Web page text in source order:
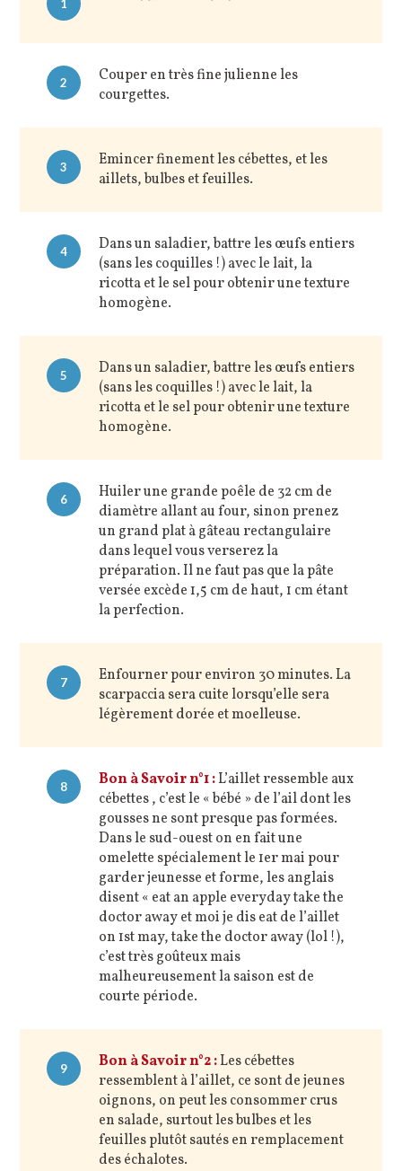
1
2
Couper en très fine julienne les
courgettes.
3
Emincer finement les cébettes, et les
aillets, bulbes et feuilles.
4
Dans un saladier, battre les œufs entiers
(sans les coquilles !) avec le lait, la
ricotta et le sel pour obtenir une texture
homogène.
5
Dans un saladier, battre les œufs entiers
(sans les coquilles !) avec le lait, la
ricotta et le sel pour obtenir une texture
homogène.
6
Huiler une grande poêle de 32 cm de
diamètre allant au four, sinon prenez
un grand plat à gâteau rectangulaire
dans lequel vous verserez la
préparation. Il ne faut pas que la pâte
versée excède 1,5 cm de haut, 1 cm étant
la perfection.
7
Enfourner pour environ 30 minutes. La
scarpaccia sera cuite lorsqu’elle sera
légèrement dorée et moelleuse.
8 Bon à Savoir n°1 :L’aillet ressemble aux
cébettes , c’est le « bébé » de l’ail dont les
gousses ne sont presque pas formées.
Dans le sud-ouest on en fait une
omelette spécialement le 1er mai pour
garder jeunesse et forme, les anglais
disent « eat an apple everyday take the
doctor away et moi je dis eat de l’aillet
on 1st may, take the doctor away (lol !),
c’est très goûteux mais
malheureusement la saison est de
courte période.
9 Bon à Savoir n°2 :Les cébettes
ressemblent à l’aillet, ce sont de jeunes
oignons, on peut les consommer crus
en salade, surtout les bulbes et les
feuilles plutôt sautés en remplacement
des échalotes.